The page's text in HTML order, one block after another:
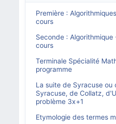
Première :
cours
Seconde :
cours
Terminale Spécialité
programme
La suite de Syracuse ou
Syracuse, de Collatz,
problème 3x+1
Etymologie des termes